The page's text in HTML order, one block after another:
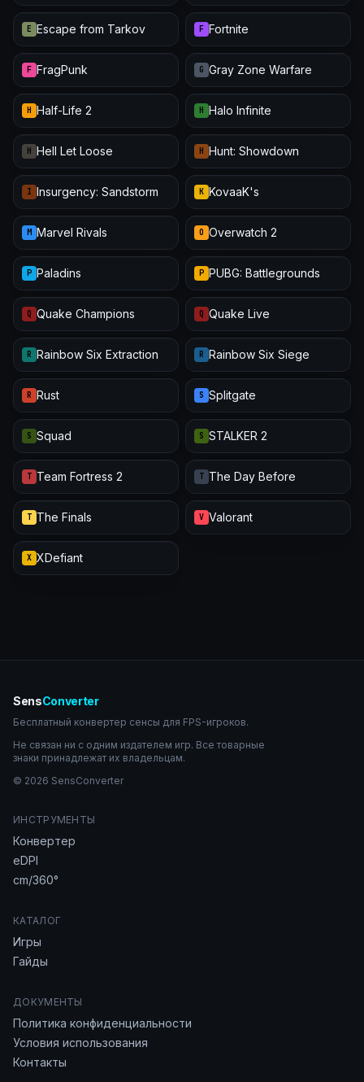
E Escape from Tarkov F Fortnite
F FragPunk G Gray Zone Warfare
H Half-Life 2 H Halo Infinite
H Hell Let Loose H Hunt: Showdown
I Insurgency: Sandstorm K KovaaK's
M Marvel Rivals O Overwatch 2
P Paladins P PUBG: Battlegrounds
Q Quake Champions Q Quake Live
R Rainbow Six Extraction R Rainbow Six Siege
R Rust S Splitgate
S Squad S STALKER 2
T Team Fortress 2 T The Day Before
T The Finals V Valorant
X XDefiant
SensConverter
Бесплатный конвертер сенсы для FPS-игроков.
Не связан ни с одним издателем игр. Все товарные
знаки принадлежат их владельцам.
© 2026 SensConverter
ИНСТРУМЕНТЫ
Конвертер
eDPI
cm/360°
КАТАЛОГ
Игры
Гайды
ДОКУМЕНТЫ
Политика конфиденциальности
Условия использования
Контакты